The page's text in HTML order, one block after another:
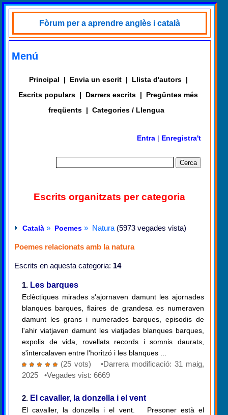
Fòrum per a aprendre anglès i català
Menú
Principal | Envia un escrit | Llista d'autors |
Escrits populars | Darrers escrits |
Pregüntes més
freqüents | Categories / Llengua
Entra | Enregistra't
Escrits organitzats per categoria
Català » Poemes » Natura(5973 vegades vista)
Poemes relacionats amb la natura
Escrits en aquesta categoria: 14
1. Les barques
Eclèctiques mirades s'ajornaven damunt les ajornades
blanques barques, flaires de grandesa es numeraven
damunt les grans i numerades barques, episodis de
l'ahir viatjaven damunt les viatjades blanques barques,
expolis de vida, rovellats records i somnis daurats,
s'intercalaven entre l'horitzó i les blanques ...
(25 vots) •Darrera modificació: 31 maig,
2025 •Vegades vist: 6669
2. El cavaller, la donzella i el vent
El cavaller, la donzella i el vent. Presoner està el